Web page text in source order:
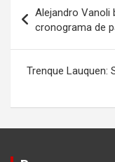
de
entradas
Alejandro Vanoli
cronograma de
Trenque